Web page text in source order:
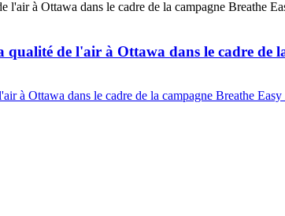
de l'air à Ottawa dans le cadre de
à Ottawa dans le cadre de la campagne Breathe